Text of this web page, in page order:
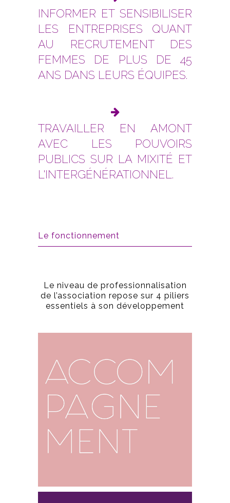
INFORMER ET SENSIBILISER
LES ENTREPRISES QUANT
AU RECRUTEMENT DES
FEMMES DE PLUS DE 45
ANS DANS LEURS ÉQUIPES.
TRAVAILLER EN AMONT
AVEC LES POUVOIRS
PUBLICS SUR LA MIXITÉ ET
L'INTERGÉNÉRATIONNEL.
Le fonctionnement
Le niveau de professionnalisation
de l’association repose sur 4 piliers
essentiels à son développement
individualisé et personnalisé répondant
à une demande à laquelle seule Force
Femmes répond à ce jour en France
En savoir plus…